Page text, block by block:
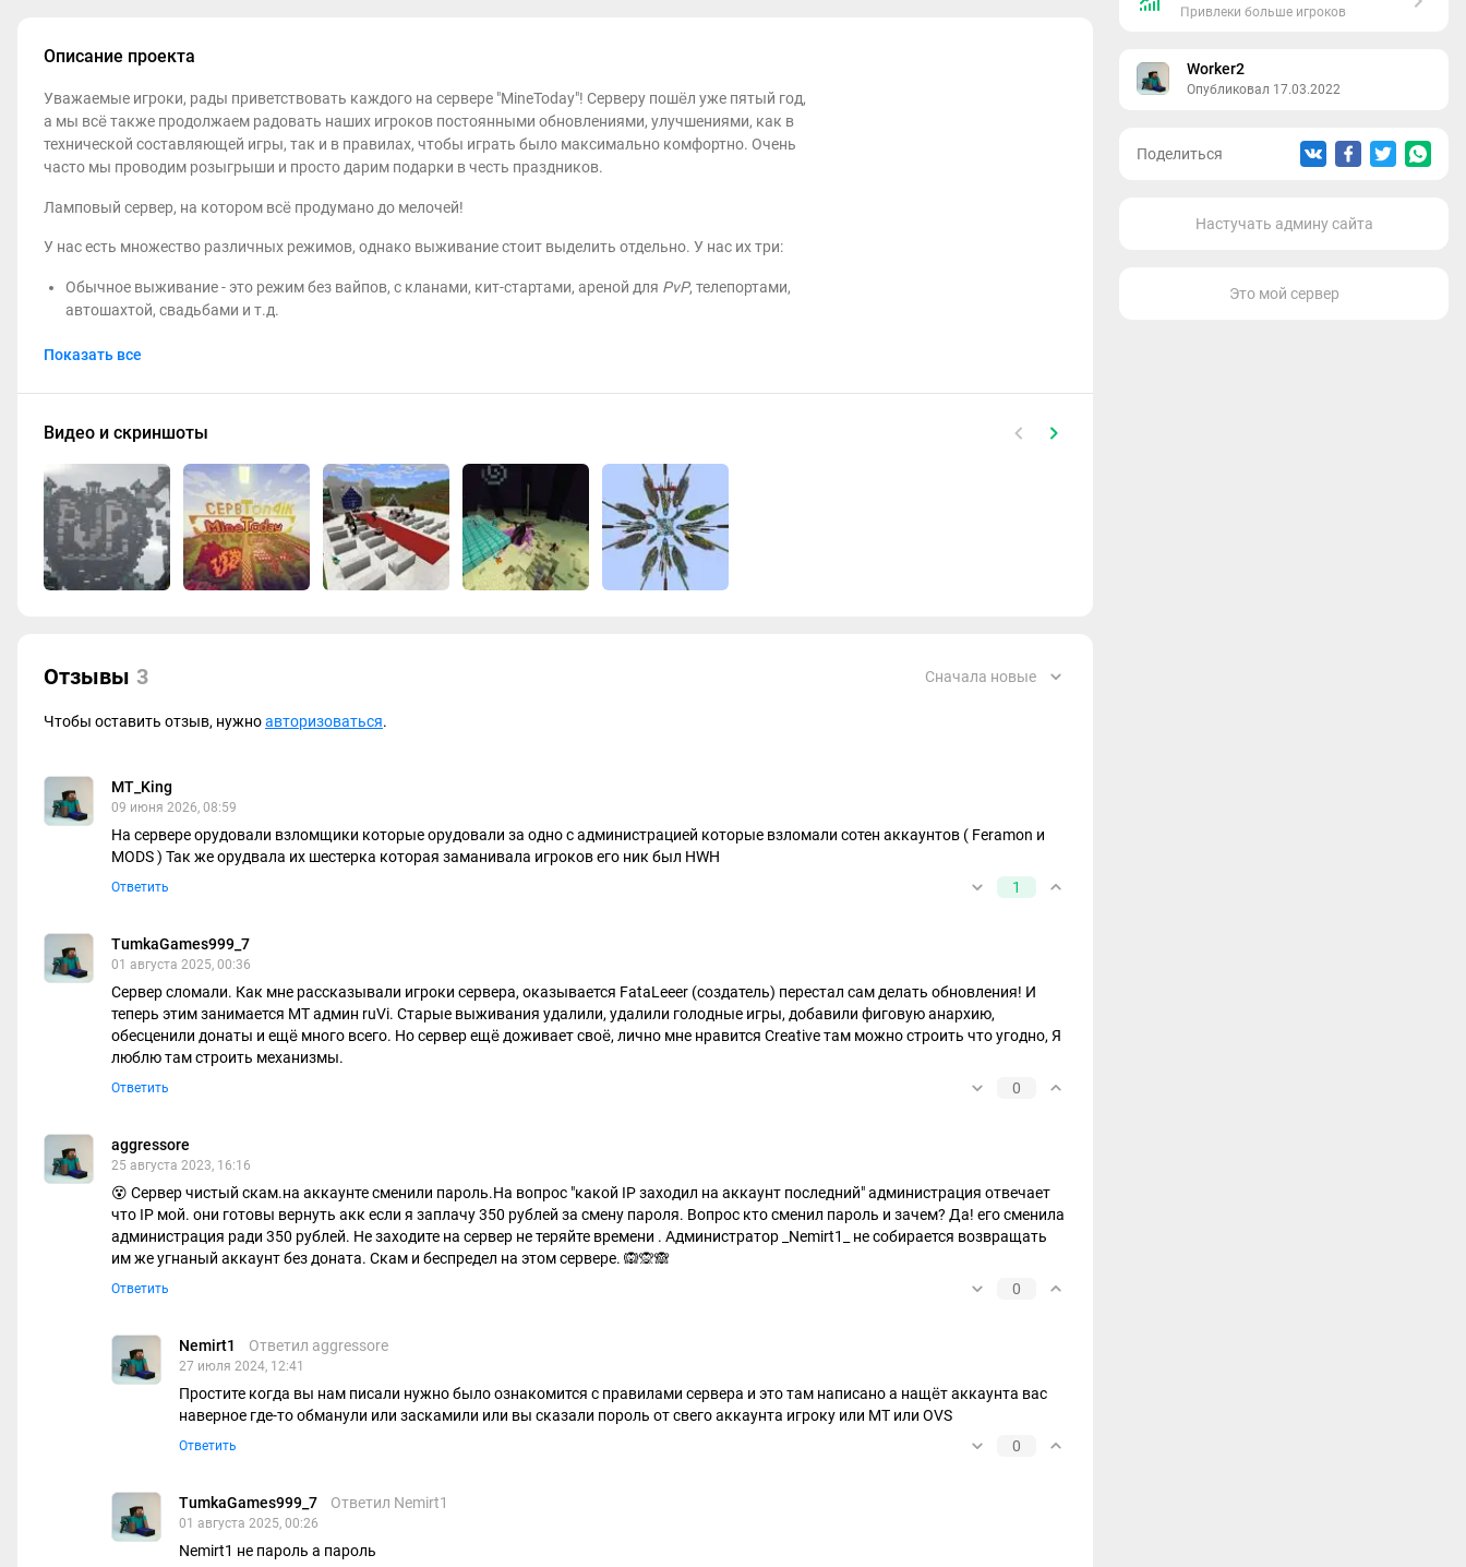
Описание проекта
Уважаемые игроки, рады приветствовать каждого на сервере "MineToday"! Серверу пошёл уже пятый год,
а мы всё также продолжаем радовать наших игроков постоянными обновлениями, улучшениями, как в
технической составляющей игры, так и в правилах, чтобы играть было максимально комфортно. Очень
часто мы проводим розыгрыши и просто дарим подарки в честь праздников.
Ламповый сервер, на котором всё продумано до мелочей!
У нас есть множество различных режимов, однако выживание стоит выделить отдельно. У нас их три:
Обычное выживание - это режим без вайпов, с кланами, кит-стартами, ареной для PvP, телепортами,
автошахтой, свадьбами и т.д.
мелочей. Здесь нету приватов, но есть телепорты. Еще был создан магазин для покупки некоторых
продуманной экономикой. При этом нет никаких телепортов и креативов! Этот режим даже
хардкорнее, чем хардкор! Развивайся вместе с друзьями, создавай города и твори свою историю!
Особенности сервера:
Статистики лучших игроков на разных режимах
Развлечения: паркур, батуты, клуб, казино, притон, моб-качалка, рыбалка, пляж отдыха и многое
другое
Честный донат
Присоединяйся к нашему огромному комьюнити и начинай своё интереснейшее приключение уже
Показать все
Видео и скриншоты
Привлеки больше игроков
Worker2
Опубликовал 17.03.2022
Поделиться
Настучать админу сайта
Это мой сервер
Отзывы 3 Сначала новые
Чтобы оставить отзыв, нужноавторизоваться.
MT_King
09 июня 2026, 08:59
На сервере орудовали взломщики которые орудовали за одно с администрацией которые взломали сотен аккаунтов ( Feramon и
MODS ) Так же орудвала их шестерка которая заманивала игроков его ник был HWH
Ответить 1
TumkaGames999_7
01 августа 2025, 00:36
Сервер сломали. Как мне рассказывали игроки сервера, оказывается FataLeeer (создатель) перестал сам делать обновления! И
теперь этим занимается МТ админ ruVi. Старые выживания удалили, удалили голодные игры, добавили фиговую анархию,
обесценили донаты и ещё много всего. Но сервер ещё доживает своё, лично мне нравится Creative там можно строить что угодно, Я
люблю там строить механизмы.
Ответить 0
aggressore
25 августа 2023, 16:16
😵 Сервер чистый скам.на аккаунте сменили пароль.На вопрос "какой IP заходил на аккаунт последний" администрация отвечает
что IP мой. они готовы вернуть акк если я заплачу 350 рублей за смену пароля. Вопрос кто сменил пароль и зачем? Да! его сменила
администрация ради 350 рублей. Не заходите на сервер не теряйте времени . Администратор _Nemirt1_ не собирается возвращать
им же угнаный аккаунт без доната. Скам и беспредел на этом сервере. 🙉🙊🙈
Ответить 0
Nemirt1 Ответил aggressore
27 июля 2024, 12:41
Простите когда вы нам писали нужно было ознакомится с правилами сервера и это там написано а нащёт аккаунта вас
наверное где-то обманули или заскамили или вы сказали пороль от свего аккаунта игроку или МТ или OVS
Ответить 0
TumkaGames999_7 Ответил Nemirt1
01 августа 2025, 00:26
Nemirt1 не пароль а пароль